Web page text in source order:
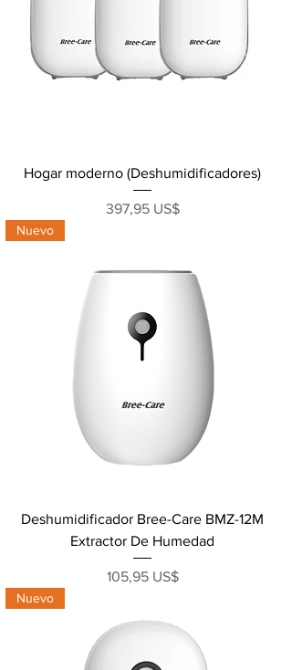
Hogar moderno (Deshumidificadores)
Precio
397,95 US$
Nuevo
Deshumidificador Bree-Care BMZ-12M
Extractor De Humedad
Precio
105,95 US$
Nuevo